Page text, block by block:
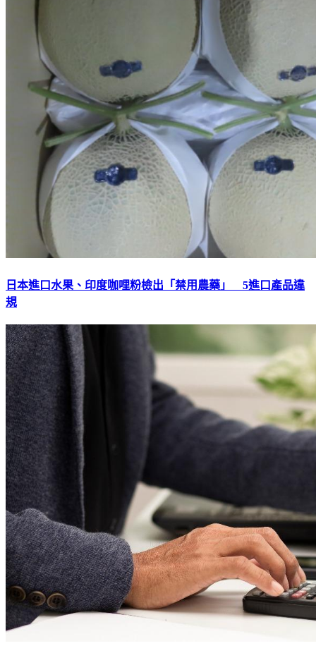
日本進口水果、印度咖哩粉檢出「禁用農藥」 5進口產品違
規